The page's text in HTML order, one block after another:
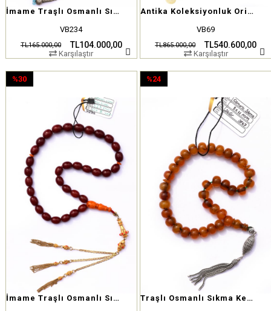
İmame Traşlı Osmanlı Sıkma Kehribar Tesbih
VB234
TL104.000,00
TL165.000,00
Karşılaştır
Antika Koleksiyonluk Orijinal Dönem İşi Osmanlı Sıkma Kehribar Tesbih
VB69
TL540.600,00
TL865.000,00
Karşılaştır
İmame Traşlı Osmanlı Sıkma Kehribar Tesbih
%30
Traşlı Osmanlı Sıkma Kehribar Tesbih
%24